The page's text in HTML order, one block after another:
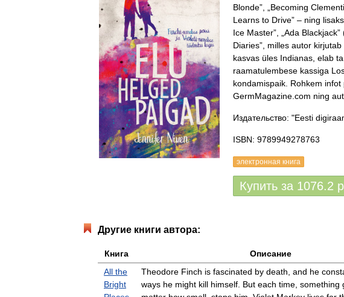
Blonde”, „Becoming
Learns to Drive” – ning
Ice Master”, „Ada
Diaries”, milles autor
kasvas üles Indianas, elab
raamatulembese kassiga
kondamispaik. Rohkem
GermMagazine.com ning
Издательство: "Eesti
ISBN: 9789949278763
электронная книга
Купить за 1076.2
Другие книги автора:
Книга Описание
All the
Bright
Theodore Finch is fascinated by death, and he
ways he might kill himself. But each time, something